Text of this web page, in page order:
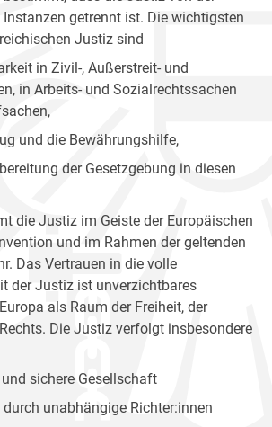
getrennt ist. Die wichtigsten
Justiz sind
in Zivil-, Außerstreit- und
in Arbeits- und Sozialrechtssachen
und die Bewährungshilfe,
der Gesetzgebung in diesen
die Justiz im Geiste der Europäischen
und im Rahmen der geltenden
Das Vertrauen in die volle
der Justiz ist unverzichtbares
als Raum der Freiheit, der
Die Justiz verfolgt insbesondere
sichere Gesellschaft
durch unabhängige Richter:innen